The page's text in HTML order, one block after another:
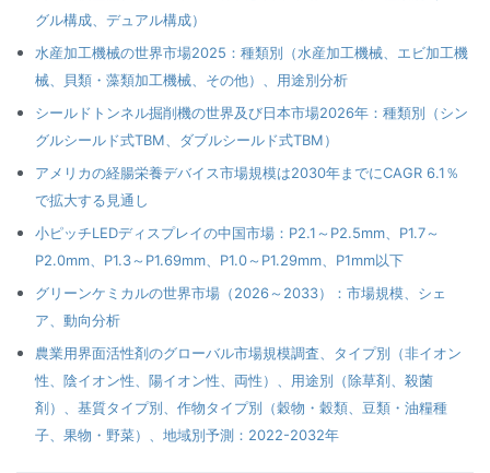
グル構成、デュアル構成）
水産加工機械の世界市場2025：種類別（水産加工機械、エビ加工機
械、貝類・藻類加工機械、その他）、用途別分析
シールドトンネル掘削機の世界及び日本市場2026年：種類別（シン
グルシールド式TBM、ダブルシールド式TBM）
アメリカの経腸栄養デバイス市場規模は2030年までにCAGR 6.1％
で拡大する見通し
小ピッチLEDディスプレイの中国市場：P2.1～P2.5mm、P1.7～
P2.0mm、P1.3～P1.69mm、P1.0～P1.29mm、P1mm以下
グリーンケミカルの世界市場（2026～2033）：市場規模、シェ
ア、動向分析
農業用界面活性剤のグローバル市場規模調査、タイプ別（非イオン
性、陰イオン性、陽イオン性、両性）、用途別（除草剤、殺菌
剤）、基質タイプ別、作物タイプ別（穀物・穀類、豆類・油糧種
子、果物・野菜）、地域別予測：2022-2032年